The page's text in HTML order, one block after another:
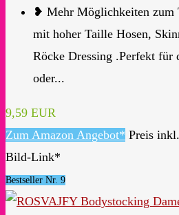
❥ Mehr Möglichkeiten zum
mit hoher Taille Hosen,
Röcke Dressing .Perfekt für
oder...
9,59 EUR
Zum Amazon Angebot* Preis
Bild-Link*
Bestseller Nr. 9